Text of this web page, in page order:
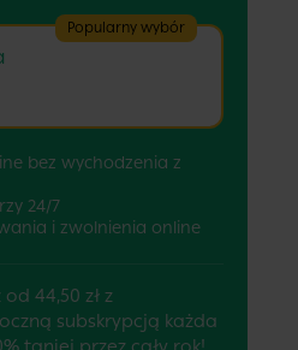
Popularny wybór
bez wychodzenia z
24/7
i zwolnienia online
44,50 zł z
subskrypcją każda